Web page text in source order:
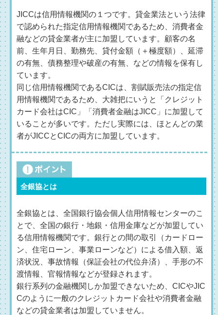
JICCは信用情報機関の１つです。貸金業法という法律
で認められた指定信用情報機関であるため、消費者金
融などの貸金業者が主に加盟しています。顧客の名
前、生年月日、勤務先、貸付金額（＋極度額）、延滞
の有無、債務整理や破産の有無、などの情報を保有し
ています。
同じ信用情報機関であるCICは、割賦販売法の指定信
用情報機関であるため、大雑把にいうと「クレジット
カード会社はCIC」「消費者金融はJICC」に加盟して
いることが多いです。ただし実際には、ほとんどの業
者がJICCとCICの両方に加盟しています。
全銀協とは
全銀協とは、全国銀行協会個人信用情報センターのこ
とで、全国の銀行・地銀・信用金庫などが加盟してい
る信用情報機関です。銀行との間の取引（カードロー
ン、住宅ローン、事業ローンなど）による借入額、返
済状況、事故情報（保証会社の代位弁済）、手形の不
渡情報、官報情報などが登録されます。
銀行系列の金融機関しか加盟できないため、CICやJIC
Cのように一般のクレジットカード会社や消費者金融
などの貸金業者は加盟していません。